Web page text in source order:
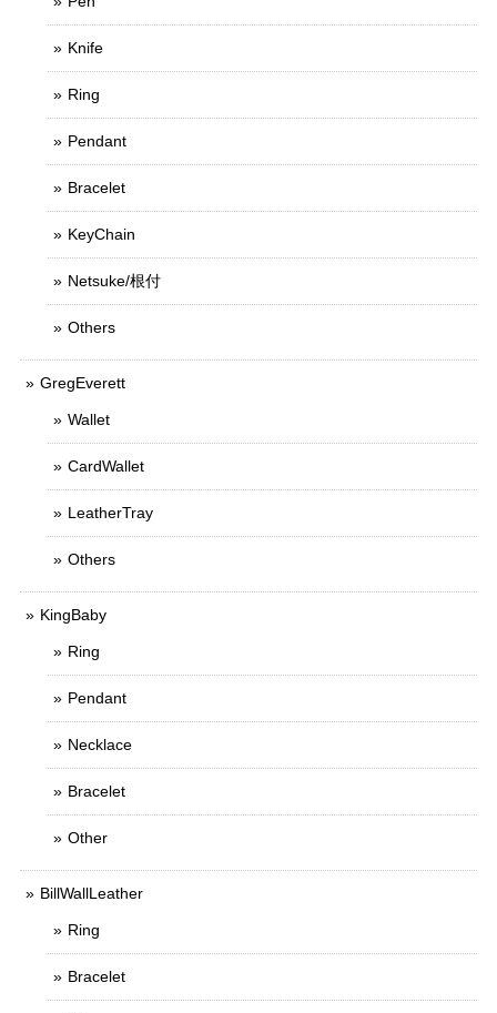
Knife
Ring
Pendant
Bracelet
KeyChain
Netsuke/根付
Others
GregEverett
Wallet
CardWallet
LeatherTray
Others
KingBaby
Ring
Pendant
Necklace
Bracelet
Other
BillWallLeather
Ring
Bracelet